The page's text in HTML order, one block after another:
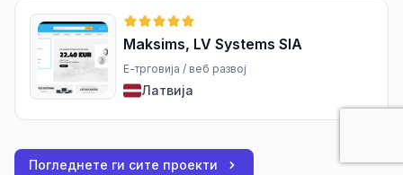
Maksims, LV Systems SIA
Е-трговија / веб развој
Латвија
Погледнете ги сите проекти